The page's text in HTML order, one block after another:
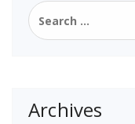
Search
for:
Archives